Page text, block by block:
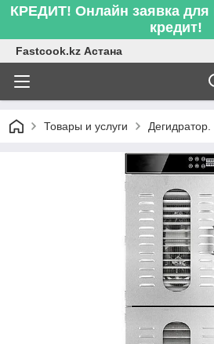
КРЕДИТ! Онлайн заявка для
кредит!
Fastcook.kz Астана
Товары и услуги